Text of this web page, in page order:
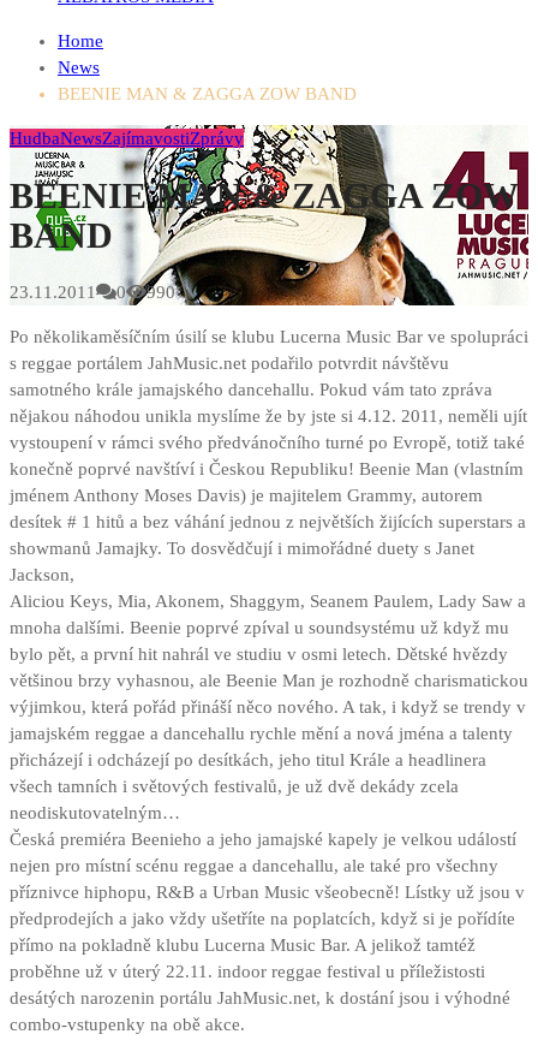
Home
News
BEENIE MAN & ZAGGA ZOW BAND
HudbaNewsZajímavostiZprávy
BEENIE MAN & ZAGGA ZOW
BAND
23.11.2011 0 990
Po několikaměsíčním úsilí se klubu Lucerna Music Bar ve spolupráci
s reggae portálem JahMusic.net podařilo potvrdit návštěvu
samotného krále jamajského dancehallu. Pokud vám tato zpráva
nějakou náhodou unikla myslíme že by jste si 4.12. 2011, neměli ujít
vystoupení v rámci svého předvánočního turné po Evropě, totiž také
konečně poprvé navštíví i Českou Republiku! Beenie Man (vlastním
jménem Anthony Moses Davis) je majitelem Grammy, autorem
desítek # 1 hitů a bez váhání jednou z největších žijících superstars a
showmanů Jamajky. To dosvědčují i mimořádné duety s Janet
Jackson,
Aliciou Keys, Mia, Akonem, Shaggym, Seanem Paulem, Lady Saw a
mnoha dalšími. Beenie poprvé zpíval u soundsystému už když mu
bylo pět, a první hit nahrál ve studiu v osmi letech. Dětské hvězdy
většinou brzy vyhasnou, ale Beenie Man je rozhodně charismatickou
výjimkou, která pořád přináší něco nového. A tak, i když se trendy v
jamajském reggae a dancehallu rychle mění a nová jména a talenty
přicházejí i odcházejí po desítkách, jeho titul Krále a headlinera
všech tamních i světových festivalů, je už dvě dekády zcela
neodiskutovatelným…
Česká premiéra Beenieho a jeho jamajské kapely je velkou událostí
nejen pro místní scénu reggae a dancehallu, ale také pro všechny
příznivce hiphopu, R&B a Urban Music všeobecně! Lístky už jsou v
předprodejích a jako vždy ušetříte na poplatcích, když si je pořídíte
přímo na pokladně klubu Lucerna Music Bar. A jelikož tamtéž
proběhne už v úterý 22.11. indoor reggae festival u příležistosti
desátých narozenin portálu JahMusic.net, k dostání jsou i výhodné
combo-vstupenky na obě akce.